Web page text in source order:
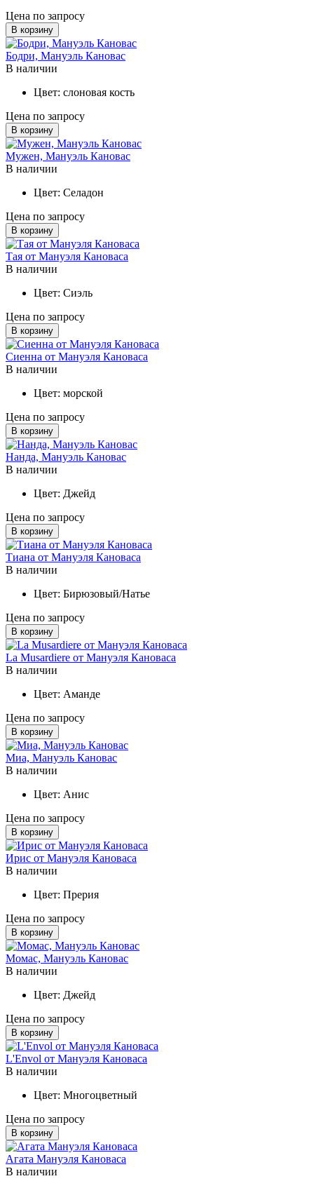
Цена по запросу
В корзину
Бодри, Мануэль Кановас
В наличии
Цвет: слоновая кость
Цена по запросу
В корзину
Мужен, Мануэль Кановас
В наличии
Цвет: Селадон
Цена по запросу
В корзину
Тая от Мануэля Кановаса
В наличии
Цвет: Сиэль
Цена по запросу
В корзину
Сиенна от Мануэля Кановаса
В наличии
Цвет: морской
Цена по запросу
В корзину
Нанда, Мануэль Кановас
В наличии
Цвет: Джейд
Цена по запросу
В корзину
Тиана от Мануэля Кановаса
В наличии
Цвет: Бирюзовый/Натье
Цена по запросу
В корзину
La Musardiere от Мануэля Кановаса
В наличии
Цвет: Аманде
Цена по запросу
В корзину
Миа, Мануэль Кановас
В наличии
Цвет: Анис
Цена по запросу
В корзину
Ирис от Мануэля Кановаса
В наличии
Цвет: Прерия
Цена по запросу
В корзину
Момас, Мануэль Кановас
В наличии
Цвет: Джейд
Цена по запросу
В корзину
L'Envol от Мануэля Кановаса
В наличии
Цвет: Многоцветный
Цена по запросу
В корзину
Агата Мануэля Кановаса
В наличии